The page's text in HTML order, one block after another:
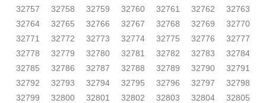
32757
32758 32759 32760 32761 32762
32763
32764
32765 32766 32767 32768 32769
32770
32771
32772 32773 32774 32775 32776
32777
32778
32779 32780 32781 32782 32783
32784
32785
32786 32787 32788 32789 32790
32791
32792
32793 32794 32795 32796 32797
32798
32799
32800 32801 32802 32803 32804
32805